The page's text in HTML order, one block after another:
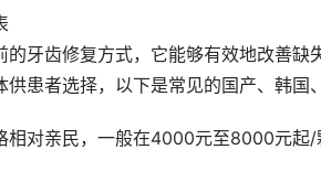
的牙齿修复方式，它能够有效地改善
供患者选择，以下是常见的国产、韩国
相对亲民，一般在4000元至8000元起/